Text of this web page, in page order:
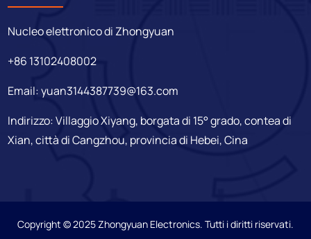
Nucleo elettronico di Zhongyuan
+86 13102408002
Email:yuan3144387739@163.com
Indirizzo: Villaggio Xiyang, borgata di 15° grado, contea di
Xian, città di Cangzhou, provincia di Hebei, Cina
Copyright © 2025 Zhongyuan Electronics. Tutti i diritti riservati.